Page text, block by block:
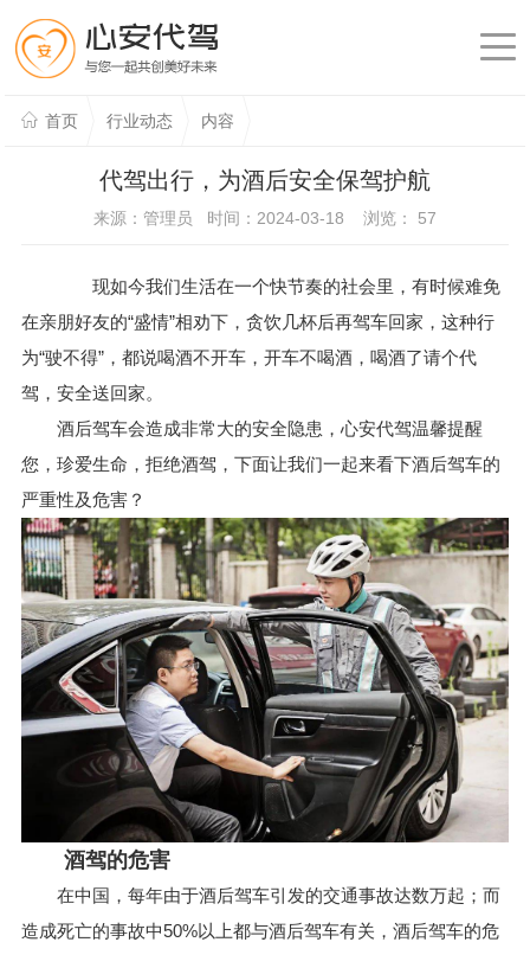
首页 行业动态 内容
代驾出行，为酒后安全保驾护航
来源：管理员 时间：2024-03-18 浏览： 57
现如今我们生活在一个快节奏的社会里，有时候难免
在亲朋好友的“盛情”相劝下，贪饮几杯后再驾车回家，这种行
为“驶不得”，都说喝酒不开车，开车不喝酒，喝酒了请个代
驾，安全送回家。
酒后驾车会造成非常大的安全隐患，心安代驾温馨提醒
您，珍爱生命，拒绝酒驾，下面让我们一起来看下酒后驾车的
严重性及危害？
酒驾的危害
在中国，每年由于酒后驾车引发的交通事故达数万起；而
造成死亡的事故中50%以上都与酒后驾车有关，酒后驾车的危